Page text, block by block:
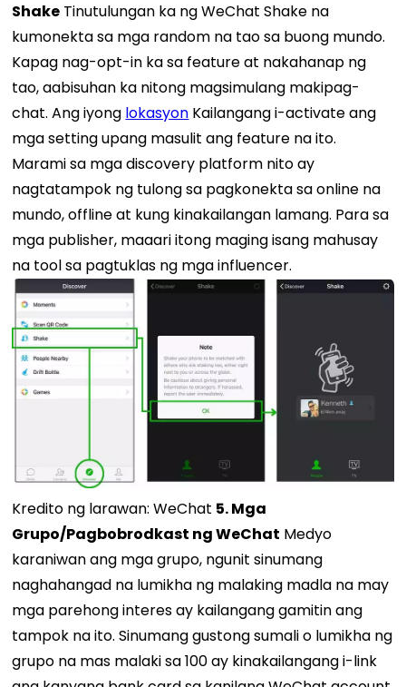
Shake Tinutulungan ka ng WeChat Shake na
kumonekta sa mga random na tao sa buong mundo.
Kapag nag-opt-in ka sa feature at nakahanap ng
tao, aabisuhan ka nitong magsimulang makipag-
chat. Ang iyong lokasyon Kailangang i-activate ang
mga setting upang masulit ang feature na ito.
Marami sa mga discovery platform nito ay
nagtatampok ng tulong sa pagkonekta sa online na
mundo, offline at kung kinakailangan lamang. Para sa
mga publisher, maaari itong maging isang mahusay
na tool sa pagtuklas ng mga influencer.
Kredito ng larawan: WeChat 5. Mga
Grupo/Pagbobrodkast ng WeChat Medyo
karaniwan ang mga grupo, ngunit sinumang
naghahangad na lumikha ng malaking madla na may
mga parehong interes ay kailangang gamitin ang
tampok na ito. Sinumang gustong sumali o lumikha ng
grupo na mas malaki sa 100 ay kinakailangang i-link